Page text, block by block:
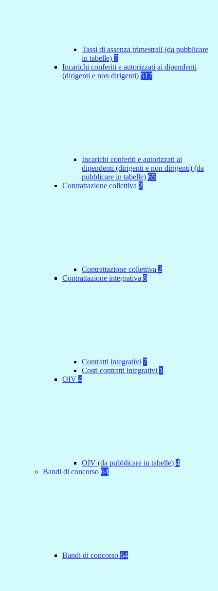
Tassi di assenza trimestrali (da pubblicare
in tabelle) 7
Incarichi conferiti e autorizzati ai dipendenti
(dirigenti e non dirigenti) 517
Incarichi conferiti e autorizzati ai
dipendenti (dirigenti e non dirigenti) (da
pubblicare in tabelle) 65
Contrattazione collettiva 2
Contrattazione collettiva 2
Contrattazione integrativa 8
Contratti integrativi 7
Costi contratti integrativi 1
OIV 4
OIV (da pubblicare in tabelle) 4
Bandi di concorso 64
Bandi di concorso 64